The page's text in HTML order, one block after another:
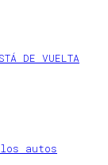
DE VUELTA
autos